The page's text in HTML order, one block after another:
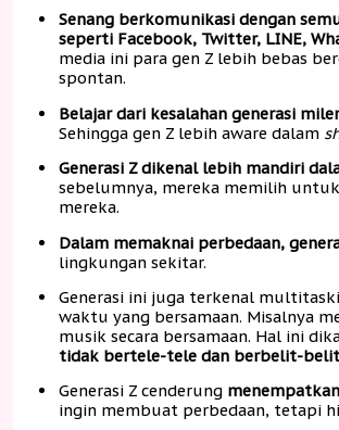
Senang berkomunikasi dengan
seperti Facebook, Twitter, LINE,
media ini para gen Z lebih bebas
spontan.
Belajar dari kesalahan generasi
Sehingga gen Z lebih aware dalam
Generasi Z dikenal lebih mandiri
sebelumnya, mereka memilih
mereka.
Dalam memaknai perbedaan,
lingkungan sekitar.
Generasi ini juga terkenal
waktu yang bersamaan. Misalnya
musik secara bersamaan. Hal ini
tidak bertele-tele dan berbelit-
Generasi Z cenderung
ingin membuat perbedaan, tetapi